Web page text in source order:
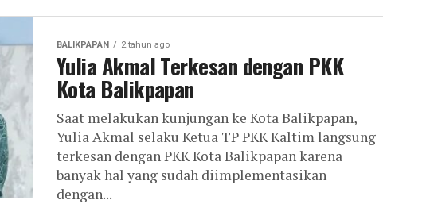
BALIKPAPAN 2 tahun ago
Yulia Akmal Terkesan dengan PKK
Kota Balikpapan
Saat melakukan kunjungan ke Kota Balikpapan,
Yulia Akmal selaku Ketua TP PKK Kaltim langsung
terkesan dengan PKK Kota Balikpapan karena
banyak hal yang sudah diimplementasikan
dengan...